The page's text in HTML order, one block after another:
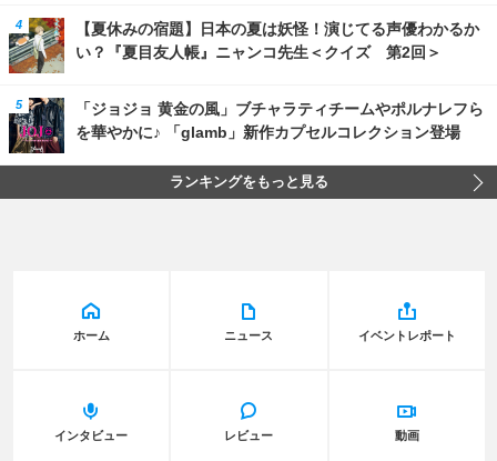
【夏休みの宿題】日本の夏は妖怪！演じてる声優わかるか
い？『夏目友人帳』ニャンコ先生＜クイズ 第2回＞
「ジョジョ 黄金の風」ブチャラティチームやポルナレフら
を華やかに♪ 「glamb」新作カプセルコレクション登場
ランキングをもっと見る
ホーム ニュース イベントレポート
インタビュー レビュー 動画